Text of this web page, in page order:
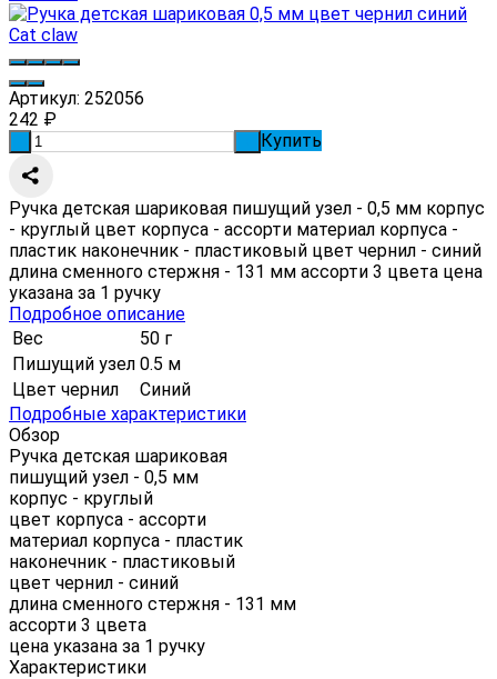
Артикул: 252056
242 ₽
Купить
Ручка детская шариковая пишущий узел - 0,5 мм корпус
- круглый цвет корпуса - ассорти материал корпуса -
пластик наконечник - пластиковый цвет чернил - синий
длина сменного стержня - 131 мм ассорти 3 цвета цена
указана за 1 ручку
Подробное описание
Вес
50 г
Пишущий узел 0.5 м
Цвет чернил
Синий
Подробные характеристики
Обзор
Ручка детская шариковая
пишущий узел - 0,5 мм
корпус - круглый
цвет корпуса - ассорти
материал корпуса - пластик
наконечник - пластиковый
цвет чернил - синий
длина сменного стержня - 131 мм
ассорти 3 цвета
цена указана за 1 ручку
Характеристики